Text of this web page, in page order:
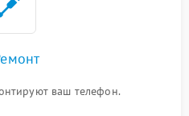
ваш телефон.